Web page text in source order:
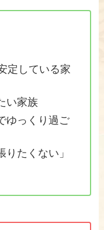
定している家
い家族
ゆっくり過ご
たくない」